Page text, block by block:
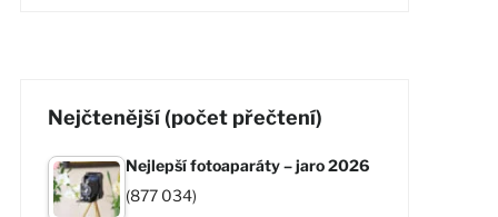
Nejčtenější (počet přečtení)
Nejlepší fotoaparáty – jaro 2026
(877 034)